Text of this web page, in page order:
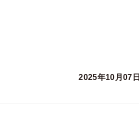
2025年10月07日